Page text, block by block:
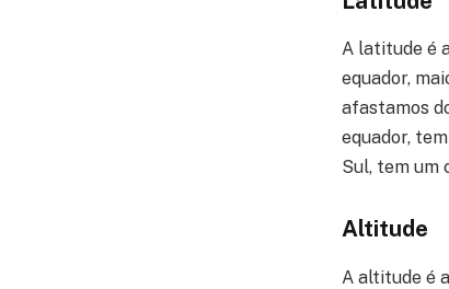
A latitude é
equador,
afastamos
equador,
Sul, tem um
Altitude
A altitude é